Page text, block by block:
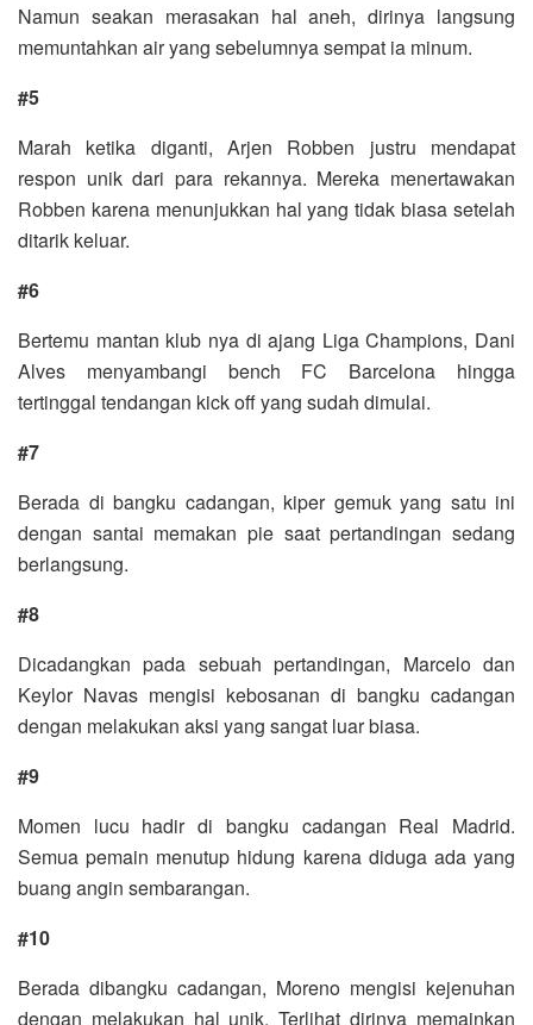
Namun seakan merasakan hal aneh, dirinya langsung
memuntahkan air yang sebelumnya sempat ia minum.
#5
Marah ketika diganti, Arjen Robben justru mendapat
respon unik dari para rekannya. Mereka menertawakan
Robben karena menunjukkan hal yang tidak biasa setelah
ditarik keluar.
#6
Bertemu mantan klub nya di ajang Liga Champions, Dani
Alves menyambangi bench FC Barcelona hingga
tertinggal tendangan kick off yang sudah dimulai.
#7
Berada di bangku cadangan, kiper gemuk yang satu ini
dengan santai memakan pie saat pertandingan sedang
berlangsung.
#8
Dicadangkan pada sebuah pertandingan, Marcelo dan
Keylor Navas mengisi kebosanan di bangku cadangan
dengan melakukan aksi yang sangat luar biasa.
#9
Momen lucu hadir di bangku cadangan Real Madrid.
Semua pemain menutup hidung karena diduga ada yang
buang angin sembarangan.
#10
Berada dibangku cadangan, Moreno mengisi kejenuhan
dengan melakukan hal unik. Terlihat dirinya memainkan